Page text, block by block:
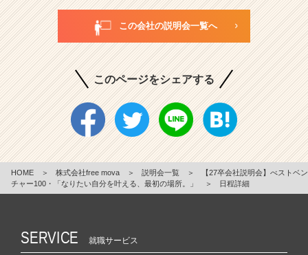
この会社の説明会一覧へ
このページをシェアする
HOME ＞ 株式会社free mova ＞ 説明会一覧 ＞
【27卒会社説明会】べストベン
チャー100・「なりたい自分を叶える、最初の場所。」
＞ 日程詳細
SERVICE 就職サービス